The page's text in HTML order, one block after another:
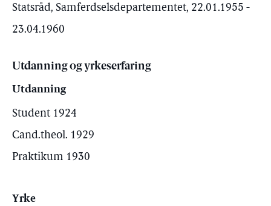
Statsråd, Samferdselsdepartementet, 22.01.1955 -
23.04.1960
Utdanning og yrkeserfaring
Utdanning
Student 1924
Cand.theol. 1929
Praktikum 1930
Yrke